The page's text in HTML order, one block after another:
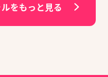
をもっと見る